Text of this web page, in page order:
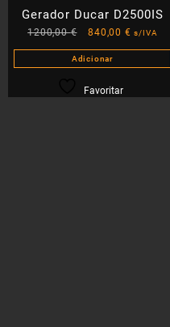
Gerador Ducar D2500IS
1200,00€
O
preço
original
1200,00 €.
840,00 € O
preço
atual
840,00
s/IVA
Adicionar
Favoritar